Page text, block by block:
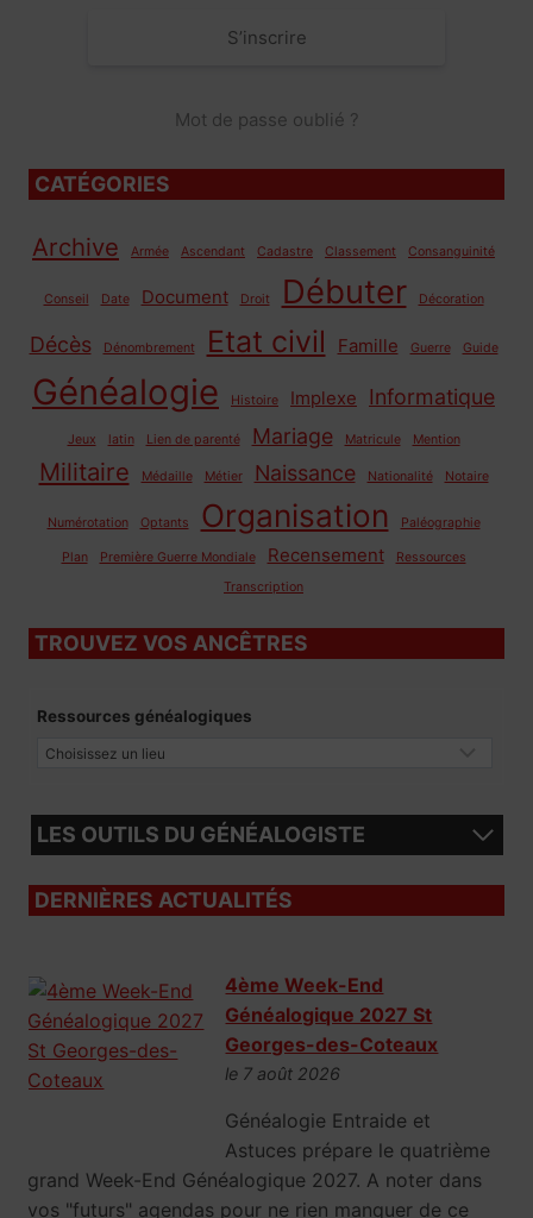
S’inscrire
Mot de passe oublié ?
CATÉGORIES
Archive Armée Ascendant Cadastre Classement Consanguinité
Conseil Date Document Droit Débuter Décoration
Décès Dénombrement Etat civil Famille Guerre Guide
Généalogie Histoire Implexe Informatique
Jeux latin Lien de parenté Mariage Matricule Mention
Militaire Médaille Métier Naissance Nationalité Notaire
Numérotation Optants Organisation Paléographie
Plan Première Guerre Mondiale Recensement
Ressources
Transcription
TROUVEZ VOS ANCÊTRES
Ressources généalogiques
LES OUTILS DU GÉNÉALOGISTE
DERNIÈRES ACTUALITÉS
4ème Week-End
Généalogique 2027 St
Georges-des-Coteaux
le 7 août 2026
Généalogie Entraide et
Astuces prépare le quatrième
grand Week-End Généalogique 2027. A noter dans
vos "futurs" agendas pour ne rien manquer de ce